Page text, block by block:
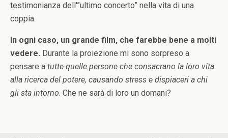
testimonianza dell'”ultimo concerto” nella vita di una
coppia.
In ogni caso, un grande film, che farebbe bene a molti
vedere. Durante la proiezione mi sono sorpreso a
pensare a tutte quelle persone che consacrano la loro vita
alla ricerca del potere, causando stress e dispiaceri a chi
gli sta intorno. Che ne sarà di loro un domani?